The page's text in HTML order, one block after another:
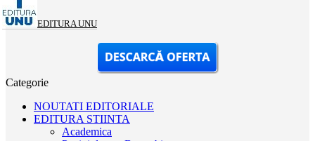
EDITURA UNU
Categorie
NOUTATI EDITORIALE
EDITURA STIINTA
Academica